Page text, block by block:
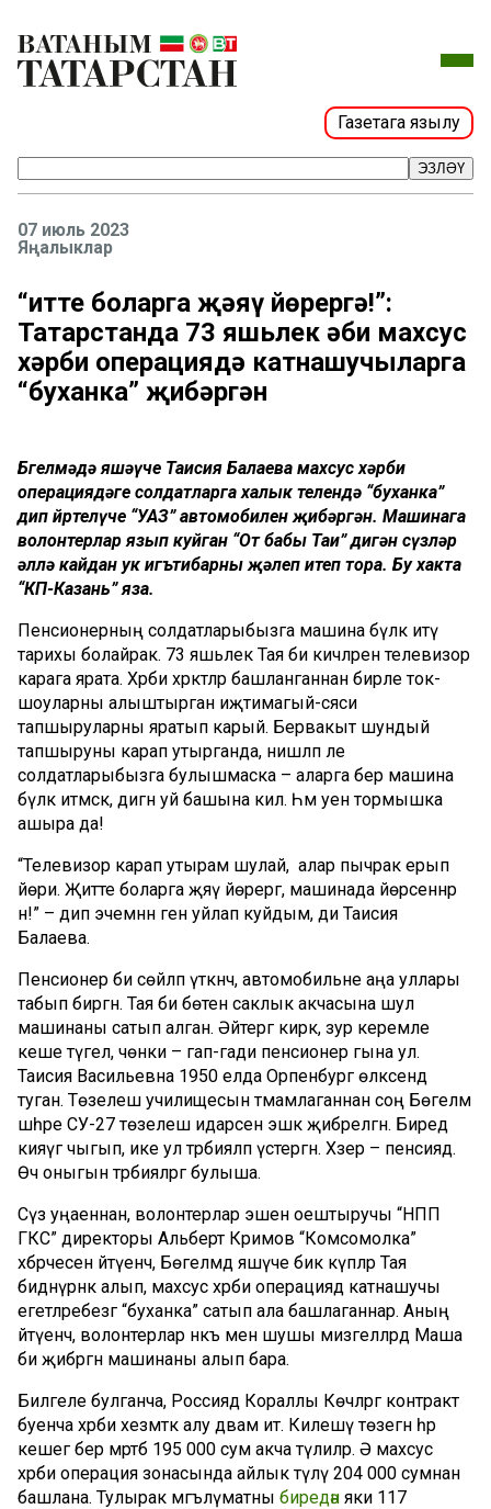
Газетага язылу
ЭЗЛӘҮ
07 июль 2023
Яңалыклар
“Җитте боларга җәяү йөрергә!”:
Татарстанда 73 яшьлек әби махсус
хәрби операциядә катнашучыларга
“буханка” җибәргән
Бөгелмәдә яшәүче Таисия Балаева махсус хәрби
операциядәге солдатларга халык телендә “буханка”
дип йөртелүче “УАЗ” автомобилен җибәргән. Машинага
волонтерлар язып куйган “От бабы Таи” дигән сүзләр
әллә кайдан ук игътибарны җәлеп итеп тора. Бу хакта
“КП-Казань” яза.
Пенсионерның солдатларыбызга машина бүләк итү
тарихы болайрак. 73 яшьлек Тая әби кичләрен телевизор
карага ярата. Хәрби хәрәкәтләр башланганнан бирле ток-
шоуларны алыштырган иҗтимагый-сәяси
тапшыруларны яратып карый. Бервакыт шундый
тапшыруны карап утырганда, нишләп әле
солдатларыбызга булышмаска – аларга бер машина
бүләк итмәскә, дигән уй башына килә. Һәм уен тормышка
ашыра да!
“Телевизор карап утырам шулай, ә алар пычрак ерып
йөри. Җитте боларга җәяү йөрергә, машинада йөрсеннәр
әнә!” – дип эчемнән генә уйлап куйдым, ди Таисия
Балаева.
Пенсионер әби сөйләп үткәнчә, автомобильне аңа уллары
табып биргән. Тая әби бөтен саклык акчасына шул
машинаны сатып алган. Әйтергә кирәк, зур керемле
кеше түгел, чөнки – гап-гади пенсионер гына ул.
Таисия Васильевна 1950 елда Орпенбург өлкәсендә
туган. Төзелеш училищесын тәмамлаганнан соң Бөгелмә
шәһәре СУ-27 төзелеш идарәсенә эшкә җибәрелгән. Биредә
кияүгә чыгып, ике ул тәрбияләп үстергән. Хәзер – пенсиядә.
Өч оныгын тәрбияләргә булыша.
Сүз уңаеннан, волонтерлар эшен оештыручы “НПП
ГКС” директоры Альберт Кәримов “Комсомолка”
хәбәрчесенә әйтүенчә, Бөгелмәдә яшәүче бик күпләр Тая
әбидәнүрнәк алып, махсус хәрби операциядә катнашучы
егетләребезгә “буханка” сатып ала башлаганнар. Аның
әйтүенчә, волонтерлар нәкъ менә шушы мизгелләрдә Маша
әби җибәргән машинаны алып бара.
Билгеле булганча, Россиядә Кораллы Көчләргә контракт
буенча хәрби хезмәткә алу дәвам итә. Килешү төзегән һәр
кешегә бер мәртәбә 195 000 сум акча түлиләр. Ә махсус
хәрби операция зонасында айлык түләү 204 000 сумнан
башлана. Тулырак мәгълүматны биредән яки 117